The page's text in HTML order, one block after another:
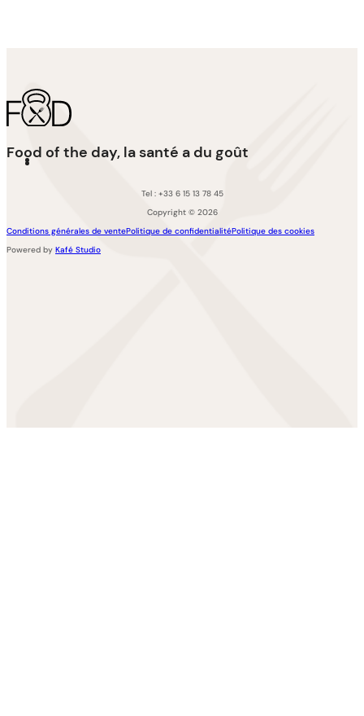
Food of the day, la santé a du goût
Tel : +33 6 15 13 78 45
Copyright © 2026
Conditions générales de ventePolitique de confidentialitéPolitique des cookies
Powered by Kafé Studio